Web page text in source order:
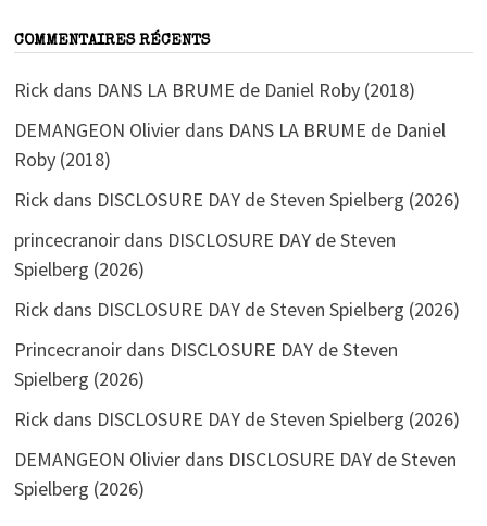
COMMENTAIRES RÉCENTS
Rick dans DANS LA BRUME de Daniel Roby (2018)
DEMANGEON Olivierdans DANS LA BRUME de Daniel
Roby (2018)
Rick dans DISCLOSURE DAY de Steven Spielberg (2026)
princecranoirdans DISCLOSURE DAY de Steven
Spielberg (2026)
Rick dans DISCLOSURE DAY de Steven Spielberg (2026)
Princecranoirdans DISCLOSURE DAY de Steven
Spielberg (2026)
Rick dans DISCLOSURE DAY de Steven Spielberg (2026)
DEMANGEON Olivierdans DISCLOSURE DAY de Steven
Spielberg (2026)